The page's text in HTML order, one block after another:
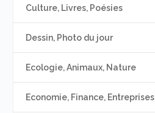
Culture, Livres, Poésies
Dessin, Photo du jour
Ecologie, Animaux, Nature
Economie, Finance, Entreprises